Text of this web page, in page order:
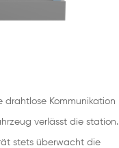
Kommunikation
verlässt die station.
stets überwacht die